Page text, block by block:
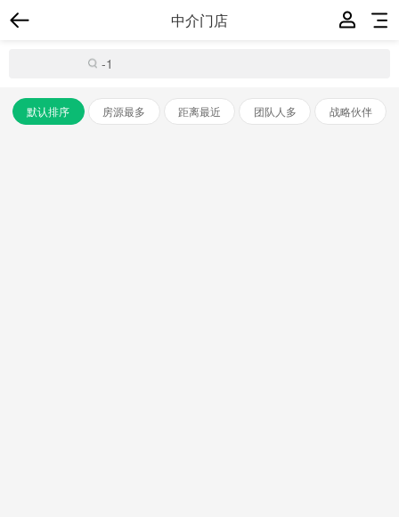
中介门店
默认排序 房源最多 距离最近 团队人多 战略伙伴